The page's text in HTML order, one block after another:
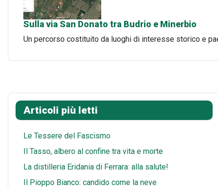
Sulla via San Donato tra Budrio e Minerbio
Un percorso costituito da luoghi di interesse storico e
Articoli più letti
Le Tessere del Fascismo
Il Tasso, albero al confine tra vita e morte
La distilleria Eridania di Ferrara: alla salute!
Il Pioppo Bianco: candido come la neve